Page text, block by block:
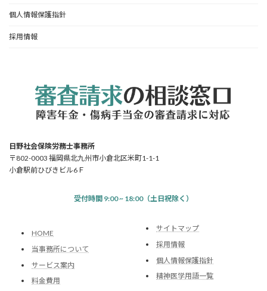
個人情報保護指針
採用情報
日野社会保険労務士事務所
〒802-0003 福岡県北九州市小倉北区米町1-1-1
小倉駅前ひびきビル6Ｆ
受付時間 9:00 ~ 18:00（土日祝除く）
HOME
当事務所について
サービス案内
料金費用
サイトマップ
採用情報
個人情報保護指針
精神医学用語一覧